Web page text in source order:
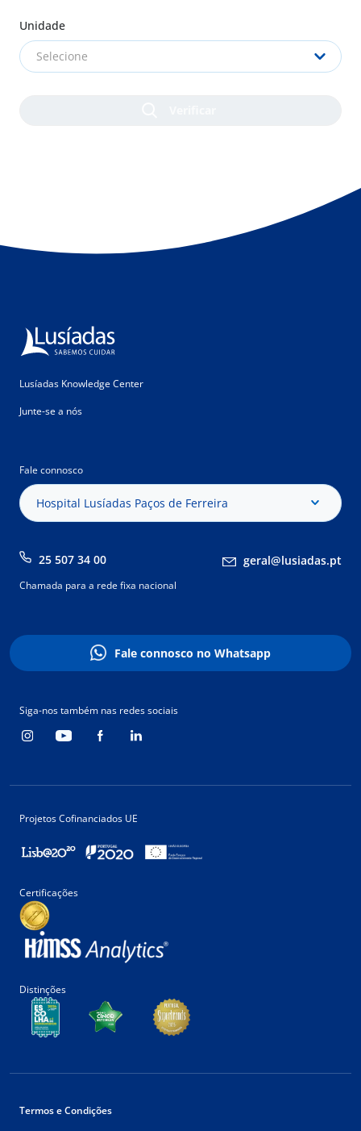
Unidade
Selecione
Lusíadas Knowledge Center
Junte-se a nós
Fale connosco
Hospital Lusíadas Paços de Ferreira
25 507 34 00 geral@lusiadas.pt
Chamada para a rede fixa nacional
Fale connosco no Whatsapp
Siga-nos também nas redes sociais
Projetos Cofinanciados UE
Certificações
Distinções
Termos e Condições